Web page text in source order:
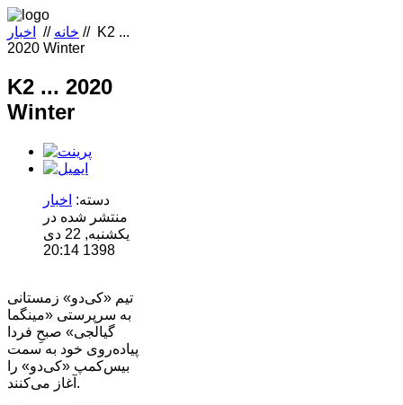
خانه // اخبار // K2 ...
2020 Winter
K2 ... 2020
Winter
دسته: اخبار
منتشر شده در
یکشنبه, 22 دی
1398 20:14
تیم «کی‌دو» زمستانی
به سرپرستی «مینگما
گیالجی» صبحِ فردا
پیاده‌روی خود به سمت
بیس‌کمپ «کی‌دو» را
آغاز می‌کنند.